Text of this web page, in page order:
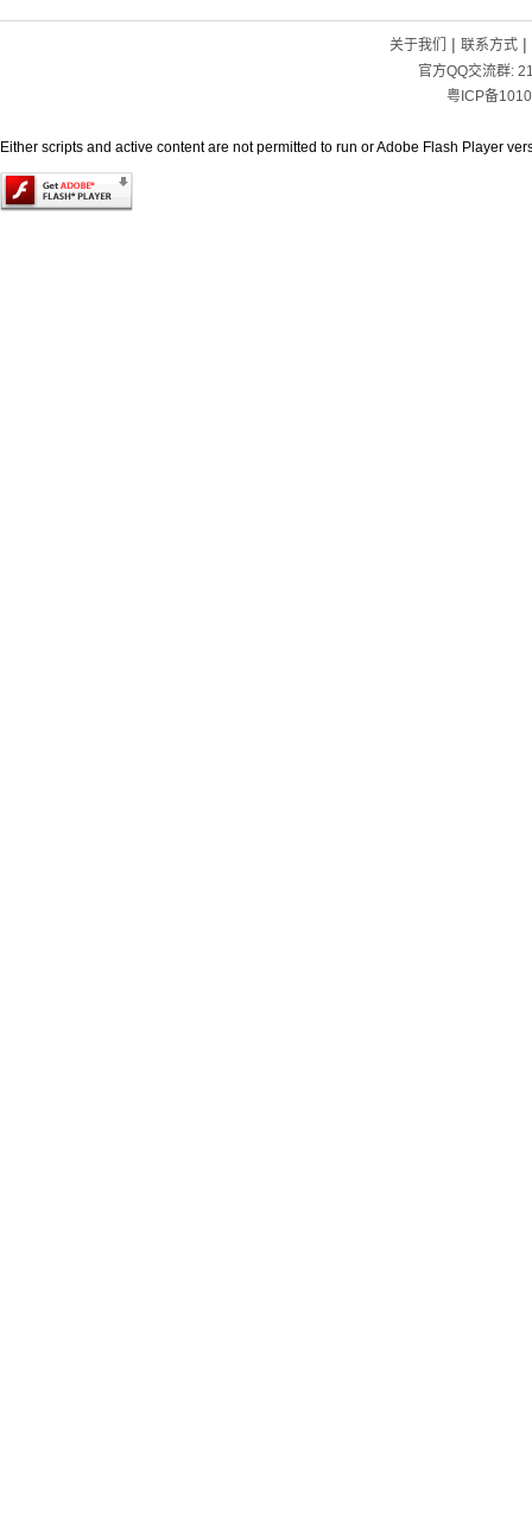
关于我们 | 联系方式|
官方QQ交流群:
粤ICP备
Either scripts and active content are not permitted to run or Adobe Flash Player